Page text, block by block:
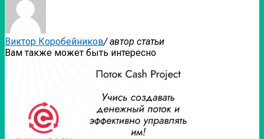
Виктор Коробейников/ автор статьи
Вам также может быть интересно